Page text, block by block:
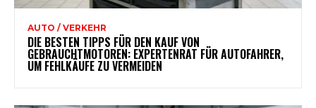
AUTO / VERKEHR
DIE BESTEN TIPPS FÜR DEN KAUF VON
GEBRAUCHTMOTOREN: EXPERTENRAT FÜR AUTOFAHRER,
UM FEHLKÄUFE ZU VERMEIDEN